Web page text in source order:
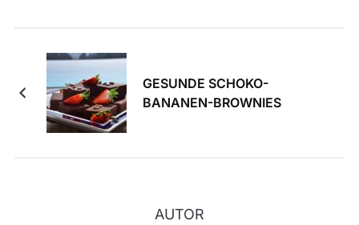
GESUNDE SCHOKO-
BANANEN-BROWNIES
AUTOR